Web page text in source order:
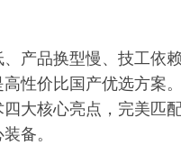
产品换型慢、技工依
性价比国产优选方案
大核心亮点，完美匹
备。